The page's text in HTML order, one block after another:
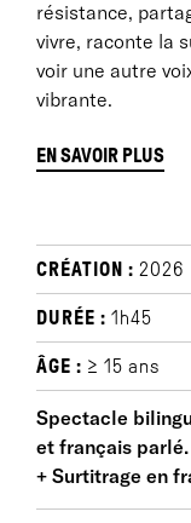
résistance,
vivre, raconte la
voir une autre
vibrante.
EN SAVOIR PLUS
HISTORIQUE
"Je songe à ce
théâtre que je
doit
des Signes que
nous étions
physique ont
scène, mais
d’écrire (« pour le
CRÉATION : 2026
DURÉE : 1h45
ÂGE : ≥ 15 ans
Spectacle
et français parlé.
+ Surtitrage en